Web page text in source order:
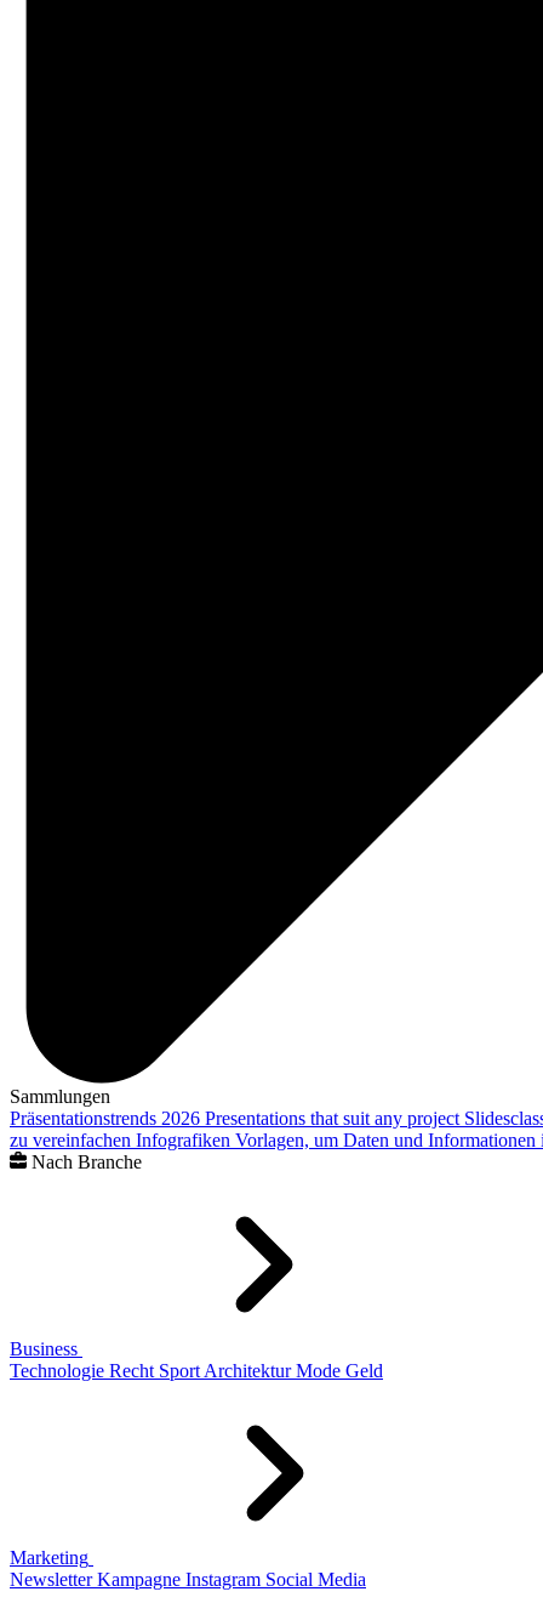
Sammlungen
Präsentationstrends 2026 Presentations that suit any project
zu vereinfachen Infografiken Vorlagen, um Daten und
Nach Branche
Business
Technologie Recht Sport Architektur Mode Geld
Marketing
Newsletter Kampagne Instagram Social Media